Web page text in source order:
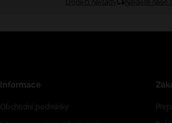
Dodací náklady Najděte naše
Informace
Obchodní podmínky